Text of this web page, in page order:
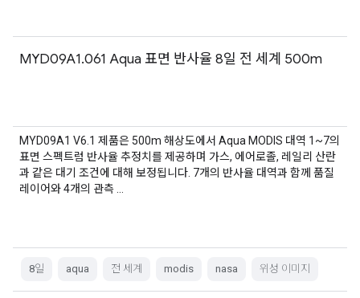
MYD09A1.061 Aqua 표면 반사율 8일 전 세계 500m
MYD09A1 V6.1 제품은 500m 해상도에서 Aqua MODIS 대역 1~7의
표면 스펙트럼 반사율 추정치를 제공하며 가스, 에어로졸, 레일리 산란
과 같은 대기 조건에 대해 보정됩니다. 7개의 반사율 대역과 함께 품질
레이어와 4개의 관측 …
8일 aqua 전 세계 modis nasa 위성 이미지